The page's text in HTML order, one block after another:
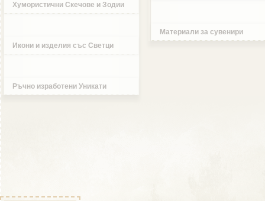
Хумористични Скечове и Зодии
Икони и изделия със Светци
Ръчно изработени Уникати
Материали за сувенири